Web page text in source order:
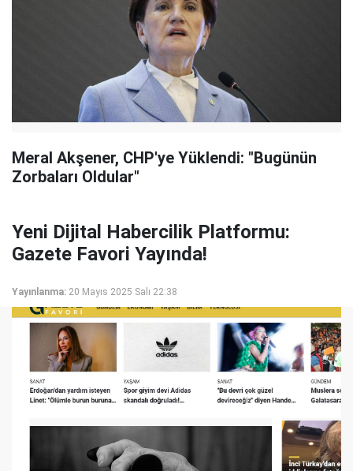
Meral Akşener, CHP'ye Yüklendi: "Bugünün
Zorbaları Oldular"
Yeni Dijital Habercilik Platformu:
Gazete Favori Yayında!
Yayınlanma: 20 Mayıs 2025 Salı 22:38